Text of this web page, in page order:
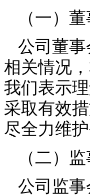
（一）
公司董事
相关情况
我们表示
采取有效
尽全力维
（二）
公司监事